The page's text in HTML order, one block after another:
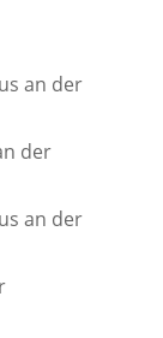
an der
der
an der